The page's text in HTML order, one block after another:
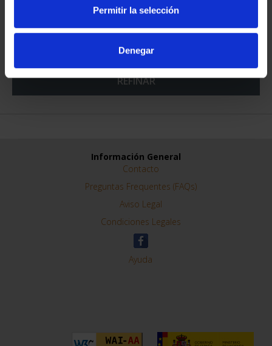
Permitir la selección
Denegar
REFINAR
Información General
Contacto
Preguntas Frequentes (FAQs)
Aviso Legal
Condiciones Legales
Ayuda